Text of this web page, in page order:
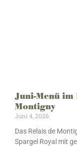
Juni-Menü im
Montigny
Juni 4, 2026
Das Relais de
Spargel Royal mit